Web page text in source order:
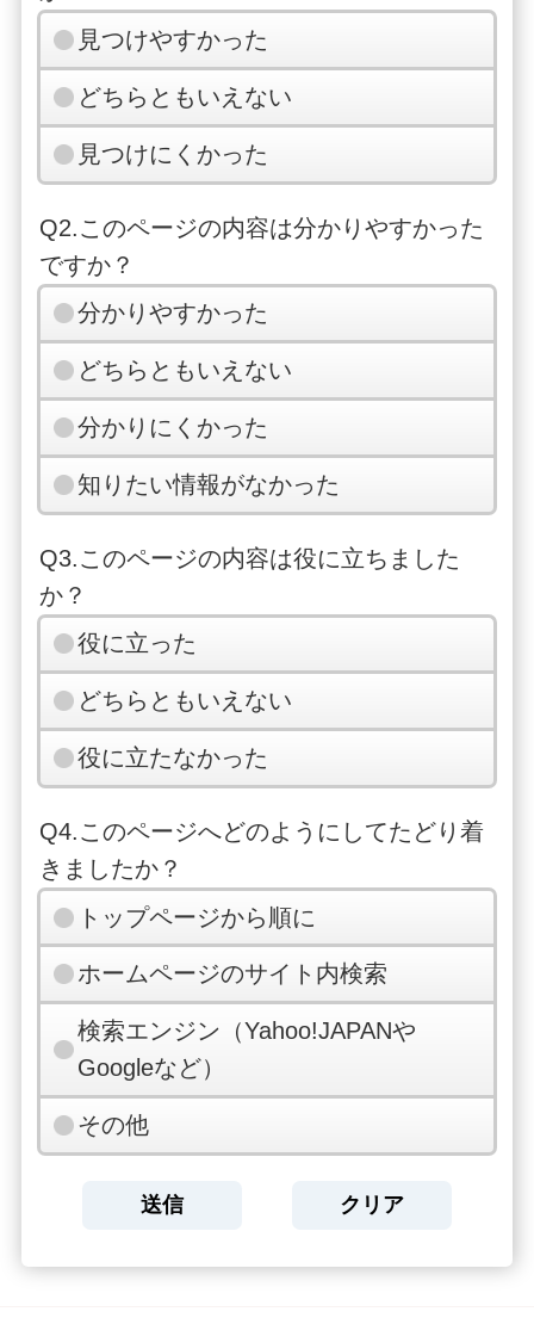
見つけやすかった
どちらともいえない
見つけにくかった
Q2.このページの内容は分かりやすかった
ですか？
分かりやすかった
どちらともいえない
分かりにくかった
知りたい情報がなかった
Q3.このページの内容は役に立ちました
か？
役に立った
どちらともいえない
役に立たなかった
Q4.このページへどのようにしてたどり着
きましたか？
トップページから順に
ホームページのサイト内検索
検索エンジン（Yahoo!JAPANや
Googleなど）
その他